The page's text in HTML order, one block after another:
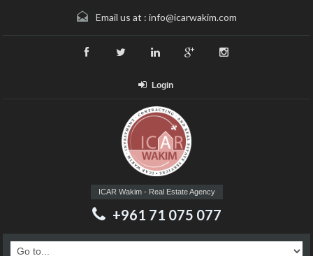
Email us at : info@icarwakim.com
Login
ICAR Wakim - Real Estate Agency
+961 71 075 077